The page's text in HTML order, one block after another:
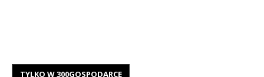
TYLKO W 300GOSPODARCE